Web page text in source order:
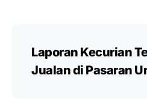
Laporan Kecurian
Jualan di Pasaran